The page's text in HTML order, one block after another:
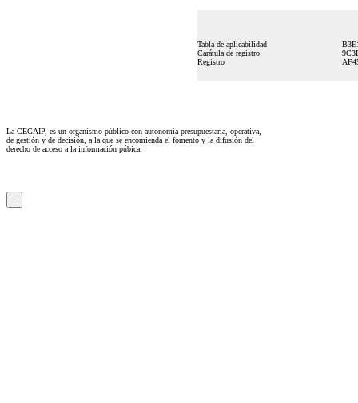
Tabla de aplicabilidad
Carátula de registro
Registro
La CEGAIP, es un organismo público con autonomía presupuestaria, operativa,
de gestión y de decisión, a la que se encomienda el fomento y la difusión del
derecho de acceso a la información púbica.